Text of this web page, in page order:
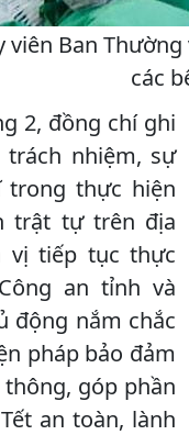
viên Ban
các
2, đồng chí ghi
nhiệm, sự
trong thực hiện
trật tự trên địa
vị tiếp tục thực
an tỉnh và
động nắm chắc
pháp bảo đảm
góp phần
an toàn, lành